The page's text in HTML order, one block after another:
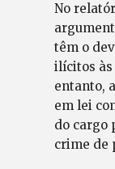
No
têm o
ilícitos às
entanto,
em lei
do cargo
crime de